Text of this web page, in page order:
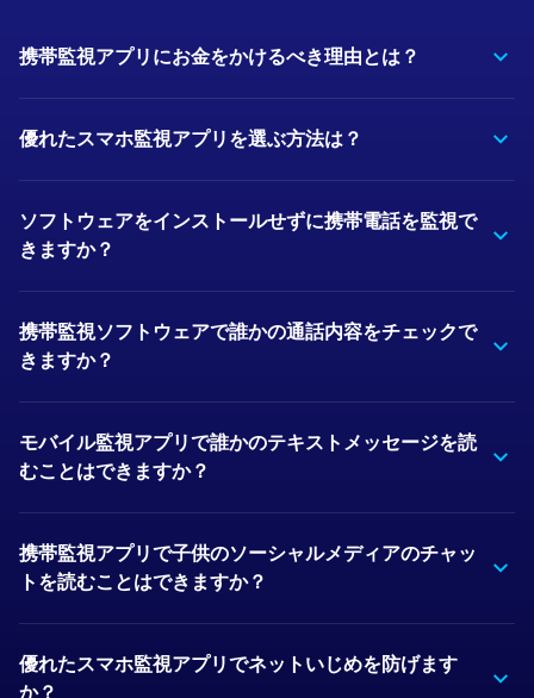
携帯監視アプリにお金をかけるべき理由とは？
優れたスマホ監視アプリを選ぶ方法は？
ソフトウェアをインストールせずに携帯電話を監視で
きますか？
携帯監視ソフトウェアで誰かの通話内容をチェックで
きますか？
モバイル監視アプリで誰かのテキストメッセージを読
むことはできますか？
携帯監視アプリで子供のソーシャルメディアのチャッ
トを読むことはできますか？
優れたスマホ監視アプリでネットいじめを防げます
か？